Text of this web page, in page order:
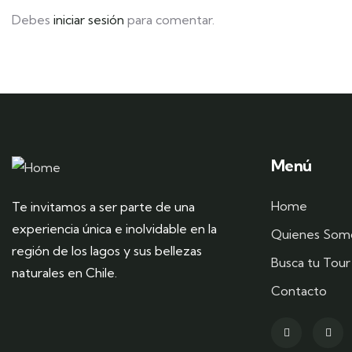
Debes iniciar sesión para comentar.
Te invitamos a ser parte de una
experiencia única e inolvidable en la
región de los lagos y sus bellezas
naturales en Chile.
Menú
Home
Quienes
Busca tu Tour
Contacto